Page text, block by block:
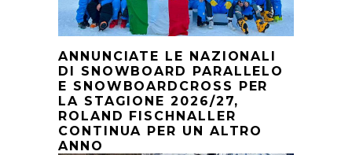
ANNUNCIATE LE NAZIONALI
DI SNOWBOARD PARALLELO
E SNOWBOARDCROSS PER
LA STAGIONE 2026/27,
ROLAND FISCHNALLER
CONTINUA PER UN ALTRO
ANNO